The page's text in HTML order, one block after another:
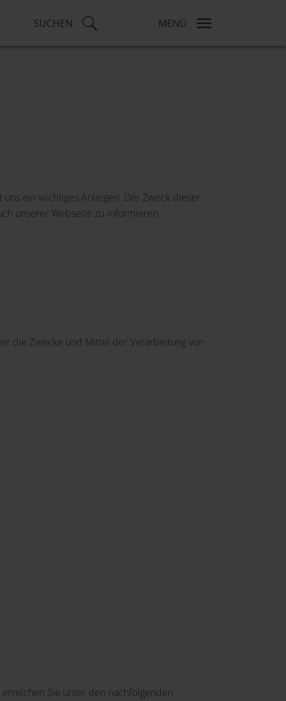
SUCHEN MENÜ
ein wichtiges Anliegen. Der Zweck dieser
unserer Webseite zu informieren.
die Zwecke und Mittel der Verarbeitung von
Sie unter den nachfolgenden